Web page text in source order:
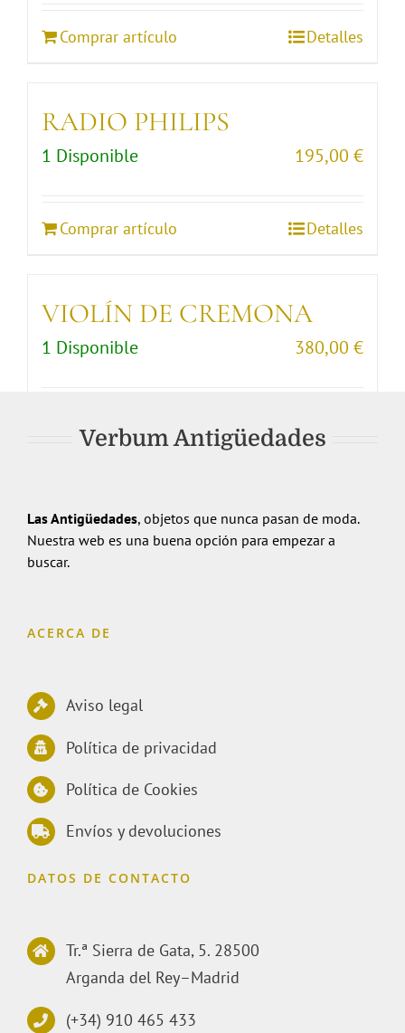
Comprar artículo Detalles
RADIO PHILIPS
1 Disponible 195,00 €
Comprar artículo Detalles
VIOLÍN DE CREMONA
1 Disponible 380,00 €
Verbum Antigüedades
Las Antigüedades, objetos que nunca pasan de moda.
Nuestra web es una buena opción para empezar a
buscar.
ACERCA DE
Aviso legal
Política de privacidad
Política de Cookies
Envíos y devoluciones
DATOS DE CONTACTO
Tr.ª Sierra de Gata, 5. 28500
Arganda del Rey–Madrid
(+34) 910 465 433